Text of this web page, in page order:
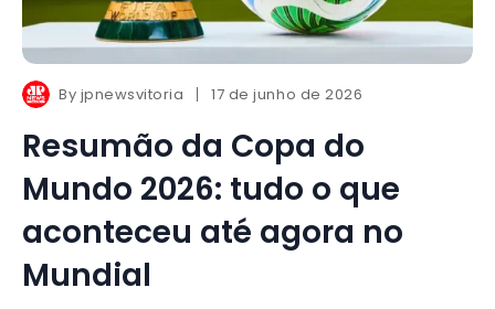
By jpnewsvitoria 17 de junho de 2026
Resumão da Copa do
Mundo 2026: tudo o que
aconteceu até agora no
Mundial